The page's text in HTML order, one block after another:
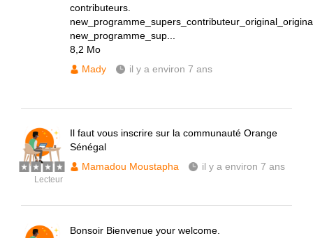
contributeurs.
new_programme_sup...
8,2 Mo
Mady
il y a environ 7 ans
Lecteur
Il faut vous inscrire sur la communauté Orange
Sénégal
Mamadou Moustapha
il y a environ 7 ans
Bonsoir Bienvenue your welcome.